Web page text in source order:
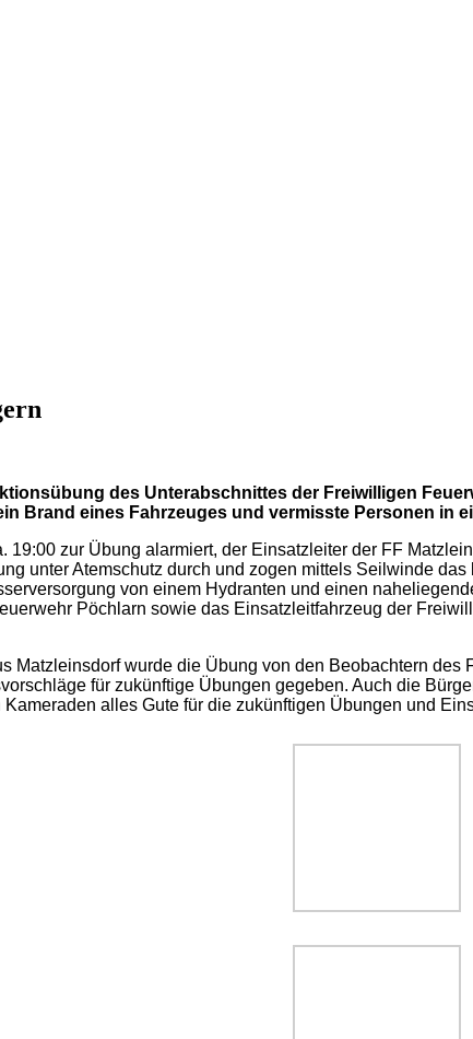
des Unterabschnittes der Freiwilligen
Brand eines Fahrzeuges und vermisste Personen in
zur Übung alarmiert, der Einsatzleiter der FF
unter Atemschutz durch und zogen mittels Seilwinde
von einem Hydranten und einen
Pöchlarn sowie das Einsatzleitfahrzeug der
Matzleinsdorf wurde die Übung von den Beobachtern
für zukünftige Übungen gegeben. Auch die
alles Gute für die zukünftigen Übungen und